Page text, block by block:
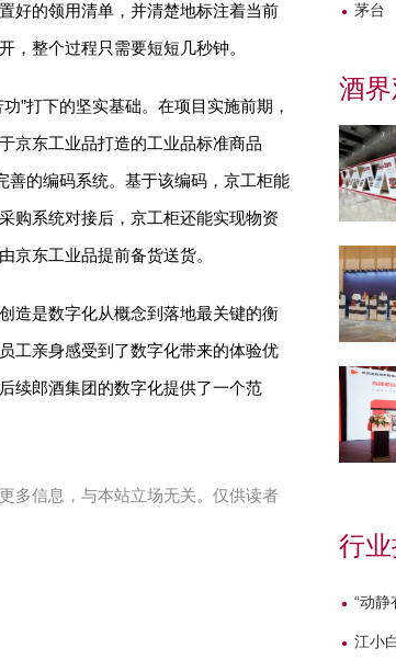
好的领用清单，并清楚地标注着当前
，整个过程只需要短短几秒钟。
”打下的坚实基础。在项目实施前期，
京东工业品打造的工业品标准商品
善的编码系统。基于该编码，京工柜能
购系统对接后，京工柜还能实现物资
京东工业品提前备货送货。
造是数字化从概念到落地最关键的衡
工亲身感受到了数字化带来的体验优
续郎酒集团的数字化提供了一个范
多信息，与本站立场无关。仅供读者
茅台
酒
行
“动
江小